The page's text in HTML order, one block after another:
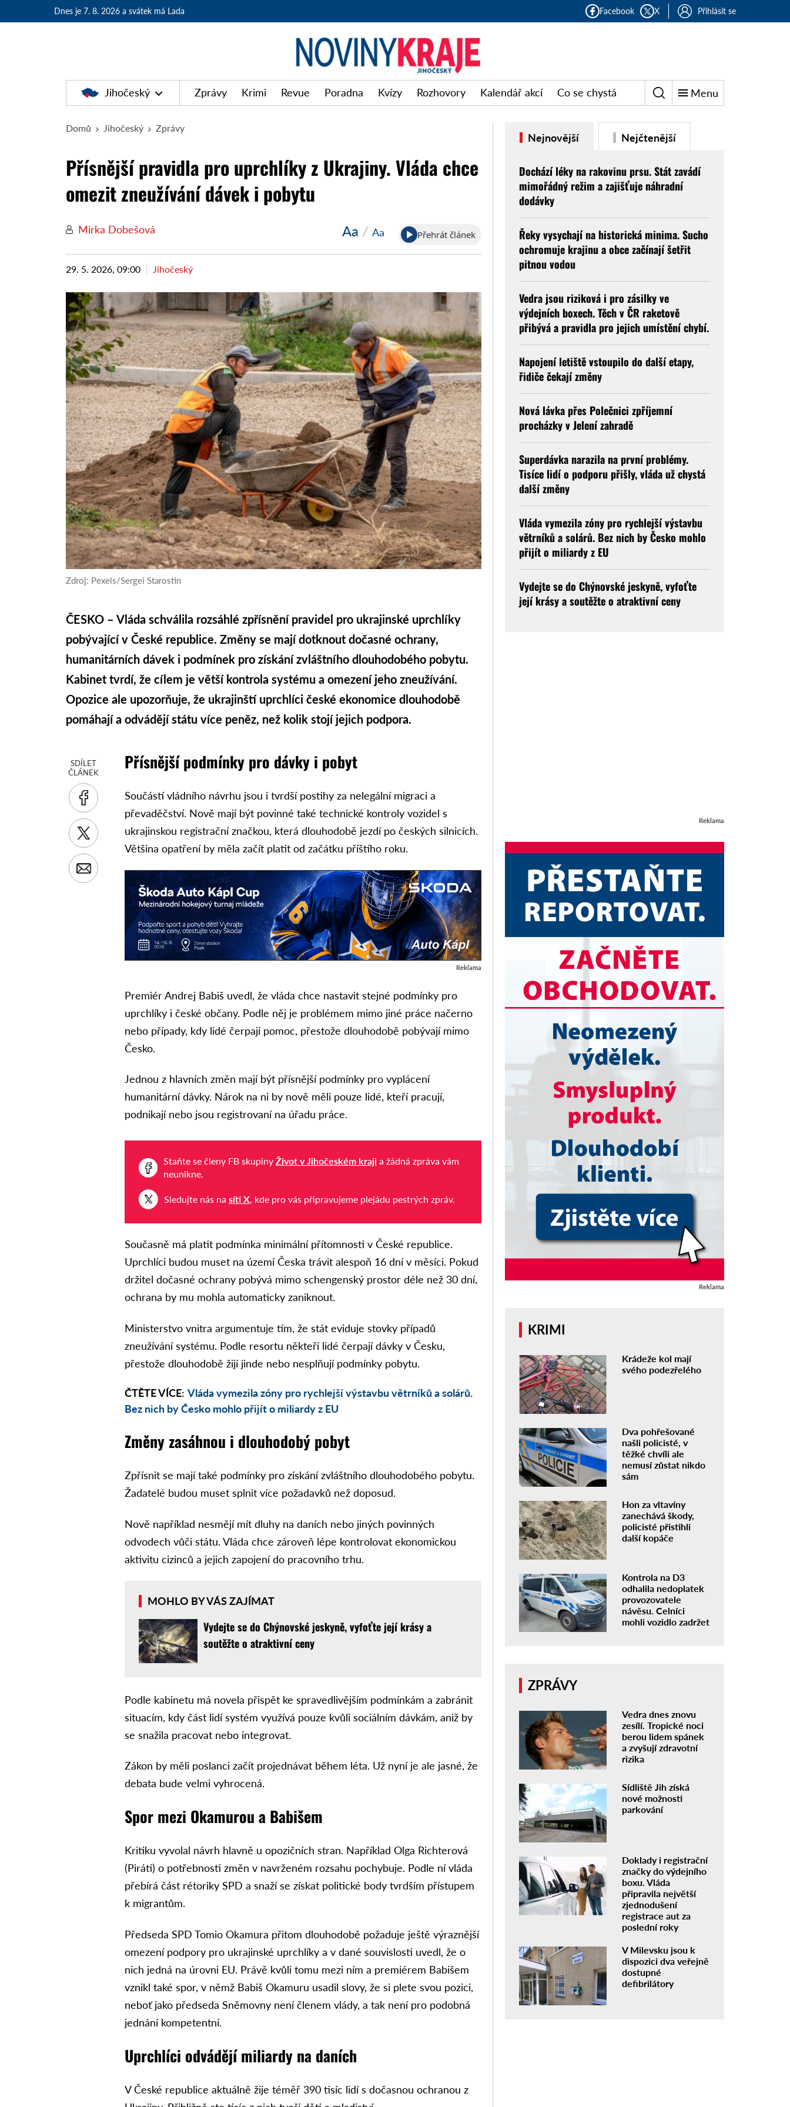
Dnes je 7. 8. 2026 a svátek má Lada Facebook X Přihlásit se
Jihočeský Zprávy Krimi Revue Poradna Kvízy Rozhovory Kalendář akcí Co se chystá Menu
Domů Jihočeský Zprávy
Přísnější pravidla pro uprchlíky z Ukrajiny. Vláda chce
omezit zneužívání dávek i pobytu
Mirka Dobešová Aa / Aa Přehrát článek
29. 5. 2026, 09:00 Jihočeský
Zdroj: Pexels/Sergei Starostin
ČESKO – Vláda schválila rozsáhlé zpřísnění pravidel pro ukrajinské uprchlíky
pobývající v České republice. Změny se mají dotknout dočasné ochrany,
humanitárních dávek i podmínek pro získání zvláštního dlouhodobého pobytu.
Kabinet tvrdí, že cílem je větší kontrola systému a omezení jeho zneužívání.
Opozice ale upozorňuje, že ukrajinští uprchlíci české ekonomice dlouhodobě
pomáhají a odvádějí státu více peněz, než kolik stojí jejich podpora.
SDÍLET
ČLÁNEK
Přísnější podmínky pro dávky i pobyt
Součástí vládního návrhu jsou i tvrdší postihy za nelegální migraci a
převaděčství. Nově mají být povinné také technické kontroly vozidel s
ukrajinskou registrační značkou, která dlouhodobě jezdí po českých silnicích.
Většina opatření by měla začít platit od začátku příštího roku.
Reklama
Premiér Andrej Babiš uvedl, že vláda chce nastavit stejné podmínky pro
uprchlíky i české občany. Podle něj je problémem mimo jiné práce načerno
nebo případy, kdy lidé čerpají pomoc, přestože dlouhodobě pobývají mimo
Česko.
Jednou z hlavních změn mají být přísnější podmínky pro vyplácení
humanitární dávky. Nárok na ni by nově měli pouze lidé, kteří pracují,
podnikají nebo jsou registrovaní na úřadu práce.
Staňte se členy FB skupinyŽivot v Jihočeském kraji a žádná zpráva vám
neunikne.
Sledujte nás nasíti X, kde pro vás připravujeme plejádu pestrých zpráv.
Současně má platit podmínka minimální přítomnosti v České republice.
Uprchlíci budou muset na území Česka trávit alespoň 16 dní v měsíci. Pokud
držitel dočasné ochrany pobývá mimo schengenský prostor déle než 30 dní,
ochrana by mu mohla automaticky zaniknout.
Ministerstvo vnitra argumentuje tím, že stát eviduje stovky případů
zneužívání systému. Podle resortu někteří lidé čerpají dávky v Česku,
přestože dlouhodobě žijí jinde nebo nesplňují podmínky pobytu.
ČTĚTE VÍCE: Vláda vymezila zóny pro rychlejší výstavbu větrníků a solárů.
Bez nich by Česko mohlo přijít o miliardy z EU
Změny zasáhnou i dlouhodobý pobyt
Zpřísnit se mají také podmínky pro získání zvláštního dlouhodobého pobytu.
Žadatelé budou muset splnit více požadavků než doposud.
Nově například nesmějí mít dluhy na daních nebo jiných povinných
odvodech vůči státu. Vláda chce zároveň lépe kontrolovat ekonomickou
aktivitu cizinců a jejich zapojení do pracovního trhu.
MOHLO BY VÁS ZAJÍMAT
Vydejte se do Chýnovské jeskyně, vyfoťte její krásy a
soutěžte o atraktivní ceny
Podle kabinetu má novela přispět ke spravedlivějším podmínkám a zabránit
situacím, kdy část lidí systém využívá pouze kvůli sociálním dávkám, aniž by
se snažila pracovat nebo integrovat.
Zákon by měli poslanci začít projednávat během léta. Už nyní je ale jasné, že
debata bude velmi vyhrocená.
Spor mezi Okamurou a Babišem
Kritiku vyvolal návrh hlavně u opozičních stran. Například Olga Richterová
(Piráti) o potřebnosti změn v navrženém rozsahu pochybuje. Podle ní vláda
přebírá část rétoriky SPD a snaží se získat politické body tvrdším přístupem
k migrantům.
Předseda SPD Tomio Okamura přitom dlouhodobě požaduje ještě výraznější
omezení podpory pro ukrajinské uprchlíky a v dané souvislosti uvedl, že o
nich jedná na úrovni EU. Právě kvůli tomu mezi ním a premiérem Babišem
vznikl také spor, v němž Babiš Okamuru usadil slovy, že si plete svou pozici,
neboť jako předseda Sněmovny není členem vlády, a tak není pro podobná
jednání kompetentní.
Uprchlíci odvádějí miliardy na daních
V České republice aktuálně žije téměř 390 tisíc lidí s dočasnou ochranou z
Nejnovější Nejčtenější
Dochází léky na rakovinu prsu. Stát zavádí
mimořádný režim a zajišťuje náhradní
dodávky
Řeky vysychají na historická minima. Sucho
ochromuje krajinu a obce začínají šetřit
pitnou vodou
Vedra jsou riziková i pro zásilky ve
výdejních boxech. Těch v ČR raketově
přibývá a pravidla pro jejich umístění chybí.
Napojení letiště vstoupilo do další etapy,
řidiče čekají změny
Nová lávka přes Polečnici zpříjemní
procházky v Jelení zahradě
Superdávka narazila na první problémy.
Tisíce lidí o podporu přišly, vláda už chystá
další změny
Vláda vymezila zóny pro rychlejší výstavbu
větrníků a solárů. Bez nich by Česko mohlo
přijít o miliardy z EU
Vydejte se do Chýnovské jeskyně, vyfoťte
její krásy a soutěžte o atraktivní ceny
Reklama
Reklama
KRIMI
Krádeže kol mají
svého podezřelého
Dva pohřešované
našli policisté, v
těžké chvíli ale
nemusí zůstat nikdo
sám
Hon za vltavíny
zanechává škody,
policisté přistihli
další kopáče
Kontrola na D3
odhalila nedoplatek
provozovatele
návěsu. Celníci
mohli vozidlo zadržet
ZPRÁVY
Vedra dnes znovu
zesílí. Tropické noci
berou lidem spánek
a zvyšují zdravotní
rizika
Sídliště Jih získá
nové možnosti
parkování
Doklady i registrační
značky do výdejního
boxu. Vláda
připravila největší
zjednodušení
registrace aut za
poslední roky
V Milevsku jsou k
dispozici dva veřejně
dostupné
defibrilátory